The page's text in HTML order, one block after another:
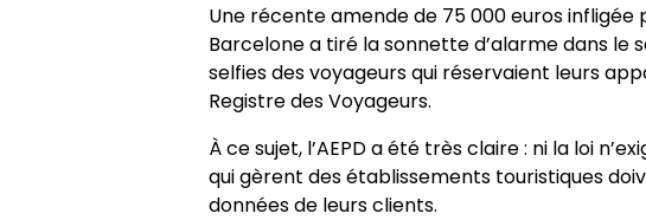
Une récente amende de 75 000 euros infligée
Barcelone a tiré la sonnette d’alarme dans le
selfies des voyageurs qui réservaient leurs
Registre des Voyageurs.
À ce sujet, l’AEPD a été très claire : ni la loi
qui gèrent des établissements touristiques
données de leurs clients.